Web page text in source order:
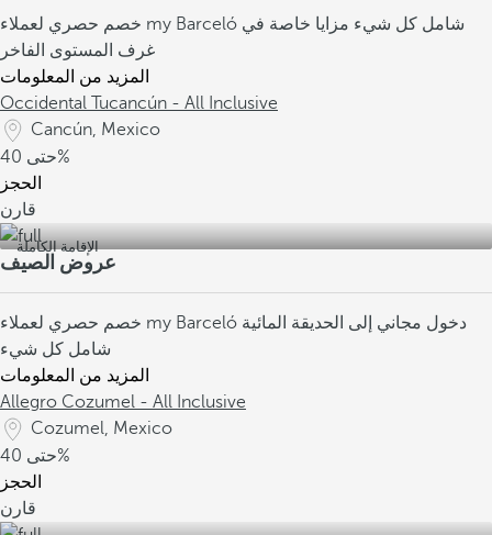
خصم حصري لعملاء my Barceló شامل كل شيء مزايا خاصة في
غرف المستوى الفاخر
المزيد من المعلومات
Occidental Tucancún - All Inclusive
Cancún, Mexico
حتى40%
الحجز
قارن
الإقامة الكاملة
عروض الصيف
خصم حصري لعملاء my Barceló دخول مجاني إلى الحديقة المائية
شامل كل شيء
المزيد من المعلومات
Allegro Cozumel - All Inclusive
Cozumel, Mexico
حتى40%
الحجز
قارن